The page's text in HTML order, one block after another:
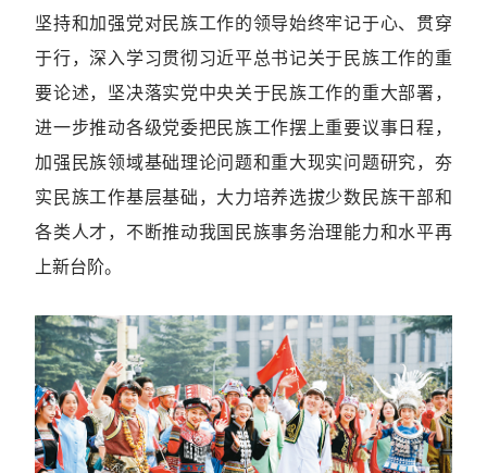
坚持和加强党对民族工作的领导始终牢记于心、贯穿
于行，深入学习贯彻习近平总书记关于民族工作的重
要论述，坚决落实党中央关于民族工作的重大部署，
进一步推动各级党委把民族工作摆上重要议事日程，
加强民族领域基础理论问题和重大现实问题研究，夯
实民族工作基层基础，大力培养选拔少数民族干部和
各类人才，不断推动我国民族事务治理能力和水平再
上新台阶。